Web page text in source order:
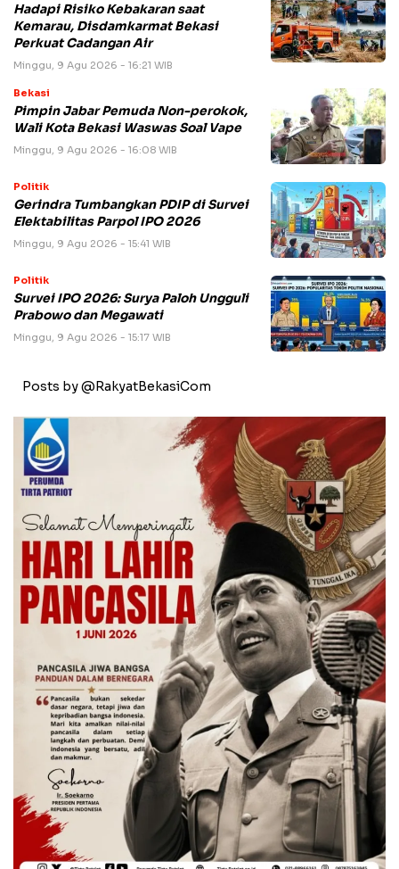
Hadapi Risiko Kebakaran saat
Kemarau, Disdamkarmat Bekasi
Perkuat Cadangan Air
Minggu, 9 Agu 2026 - 16:21 WIB
Bekasi
Pimpin Jabar Pemuda Non-perokok,
Wali Kota Bekasi Waswas Soal Vape
Minggu, 9 Agu 2026 - 16:08 WIB
Politik
Gerindra Tumbangkan PDIP di Survei
Elektabilitas Parpol IPO 2026
Minggu, 9 Agu 2026 - 15:41 WIB
Politik
Survei IPO 2026: Surya Paloh Ungguli
Prabowo dan Megawati
Minggu, 9 Agu 2026 - 15:17 WIB
Posts by @RakyatBekasiCom